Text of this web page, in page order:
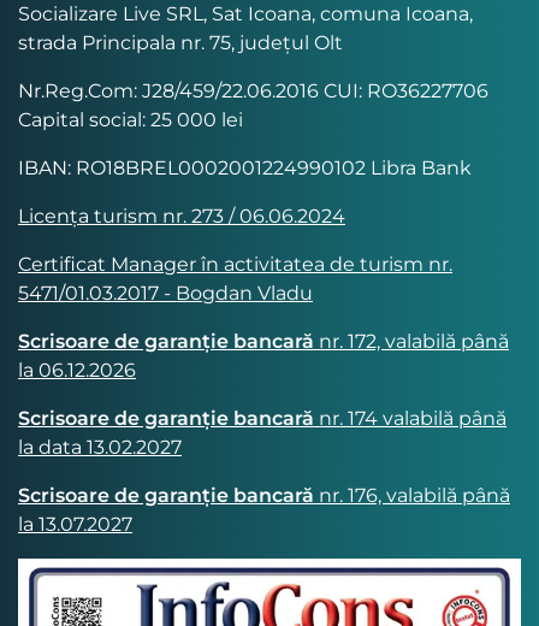
Socializare Live SRL, Sat Icoana, comuna Icoana,
strada Principala nr. 75, județul Olt
Nr.Reg.Com: J28/459/22.06.2016 CUI: RO36227706
Capital social: 25 000 lei
IBAN: RO18BREL0002001224990102 Libra Bank
Licența turism nr. 273 / 06.06.2024
Certificat Manager în activitatea de turism nr.
5471/01.03.2017 - Bogdan Vladu
Scrisoare de garanție bancară nr. 172, valabilă până
la 06.12.2026
Scrisoare de garanție bancară nr. 174 valabilă până
la data 13.02.2027
Scrisoare de garanție bancară nr. 176, valabilă până
la 13.07.2027